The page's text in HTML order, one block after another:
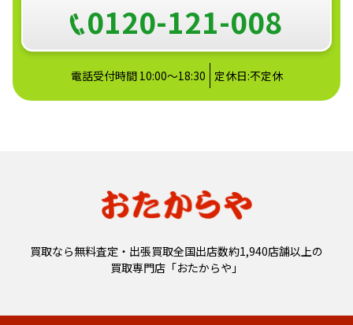
0120-121-008
電話受付時間 10:00～18:30 定休日:不定休
買取なら無料査定・出張買取全国出店数約1,940店舗以上の
買取専門店「おたからや」